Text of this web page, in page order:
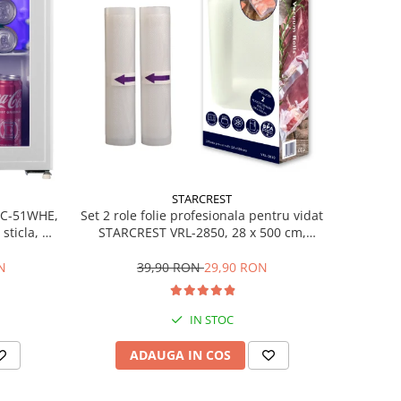
51WHE,
H
STARCREST
Set 2 role folie profesionala pentru vidat
STARCREST VRL-2850, 28 x 500 cm,
lavabile in masina de spalat, fara BPA,
transparent
39,90 RON29,90 RON
IN STOC
ADAUGA IN COS